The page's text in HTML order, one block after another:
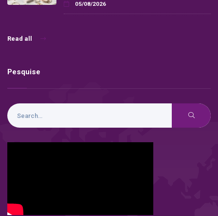
05/08/2026
Read all
Pesquise